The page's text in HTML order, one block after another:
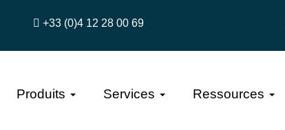
+33 (0)4 12 28 00 69
Produits Services Ressources